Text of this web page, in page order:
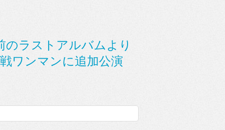
のラストアルバムより
ワンマンに追加公演